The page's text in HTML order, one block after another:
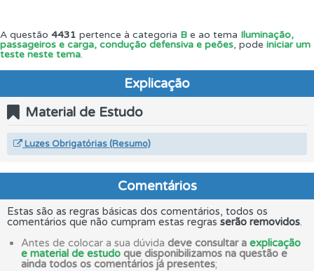
A questão 4431 pertence à categoria B e ao tema Iluminação,
passageiros e carga, condução defensiva e peões, pode iniciar um
teste neste tema.
Explicação
Material de Estudo
Luzes Obrigatórias (Resumo)
Comentários
Estas são as regras básicas dos comentários, todos os
comentários que não cumpram estas regras serão removidos.
Antes de colocar a sua dúvida deve consultar a explicação
e material de estudo que disponibilizamos na questão e
ainda todos os comentários já presentes;